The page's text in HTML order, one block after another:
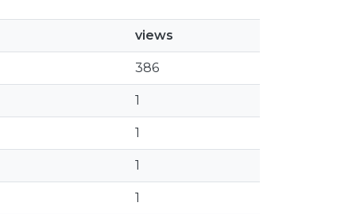
views
386
1
1
1
1